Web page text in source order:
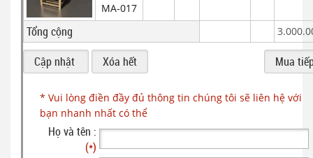
MA-017
Tổng cộng
* Vui lòng điền đầy đủ thông tin chúng tôi sẽ liên hệ với
bạn nhanh nhất có thể
Họ và tên :
(*)